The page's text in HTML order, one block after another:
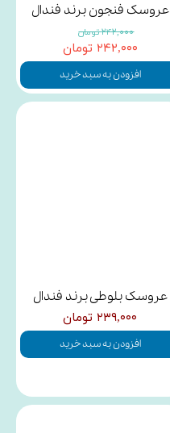
عروسک فنجون برند فندال
۲۴۲,۰۰۰ تومان
۲۴۲,۰۰۰ تومان
افزودن به سبد خرید
عروسک بلوطی برند فندال
۲۳۹,۰۰۰ تومان
افزودن به سبد خرید